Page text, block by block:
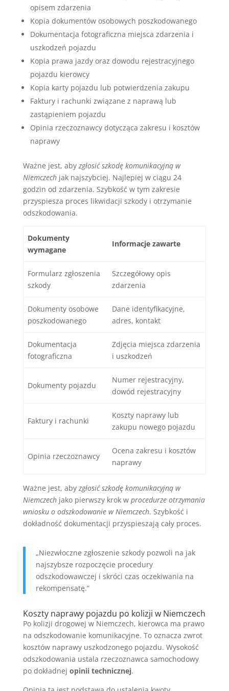
opisem zdarzenia
Kopia dokumentów osobowych poszkodowanego
Dokumentacja fotograficzna miejsca zdarzenia i
uszkodzeń pojazdu
Kopia prawa jazdy oraz dowodu rejestracyjnego
pojazdu kierowcy
Kopia karty pojazdu lub potwierdzenia zakupu
Faktury i rachunki związane z naprawą lub
zastąpieniem pojazdu
Opinia rzeczoznawcy dotycząca zakresu i kosztów
naprawy
Ważne jest, aby zgłosić szkodę komunikacyjną w
Niemczechjak najszybciej. Najlepiej w ciągu 24
godzin od zdarzenia. Szybkość w tym zakresie
przyspiesza proces likwidacji szkody i otrzymanie
odszkodowania.
Dokumenty
wymagane
Informacje zawarte
Formularz zgłoszenia
szkody
Szczegółowy opis
zdarzenia
Dokumenty osobowe
poszkodowanego
Dane identyfikacyjne,
adres, kontakt
Dokumentacja
fotograficzna
Zdjęcia miejsca zdarzenia
i uszkodzeń
Dokumenty pojazdu
Numer rejestracyjny,
dowód rejestracyjny
Faktury i rachunki
Koszty naprawy lub
zakupu nowego pojazdu
Opinia rzeczoznawcy
Ocena zakresu i kosztów
naprawy
Ważne jest, aby zgłosić szkodę komunikacyjną w
Niemczechjako pierwszy krok w procedurze otrzymania
wniosku o odszkodowanie w Niemczech. Szybkość i
dokładność dokumentacji przyspieszają cały proces.
„Niezwłoczne zgłoszenie szkody pozwoli na jak
najszybsze rozpoczęcie procedury
odszkodowawczej i skróci czas oczekiwania na
rekompensatę.”
Koszty naprawy pojazdu po kolizji w Niemczech
Po kolizji drogowej w Niemczech, kierowca ma prawo
na odszkodowanie komunikacyjne. To oznacza zwrot
kosztów naprawy uszkodzonego pojazdu. Wysokość
odszkodowania ustala rzeczoznawca samochodowy
po dokładnej opinii technicznej.